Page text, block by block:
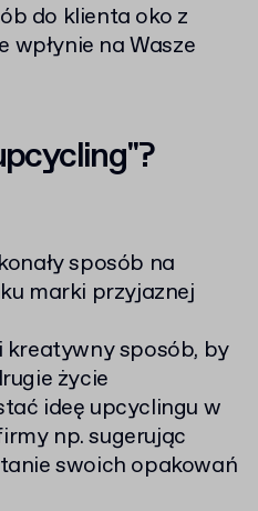
do klienta oko z
na Wasze
sposób na
marki przyjaznej
kreatywny sposób, by
życie
ideę upcyclingu w
np. sugerując
swoich opakowań